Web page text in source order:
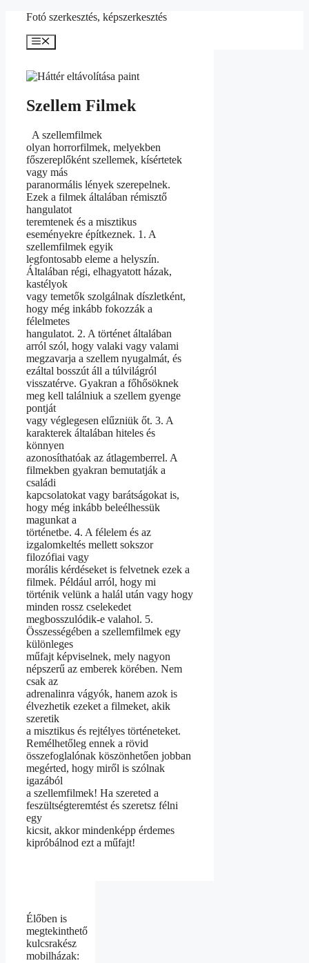
Kilépés
tartalomba
Fotó szerkesztés, képszerkesztés
Menü
Szellem Filmek
A szellemfilmek
olyan horrorfilmek, melyekben
főszereplőként szellemek, kísértetek
vagy más
paranormális lények szerepelnek.
Ezek a filmek általában rémisztő
hangulatot
teremtenek és a misztikus
eseményekre építkeznek. 1. A
szellemfilmek egyik
legfontosabb eleme a helyszín.
Általában régi, elhagyatott házak,
kastélyok
vagy temetők szolgálnak díszletként,
hogy még inkább fokozzák a
félelmetes
hangulatot. 2. A történet általában
arról szól, hogy valaki vagy valami
megzavarja a szellem nyugalmát, és
ezáltal bosszút áll a túlvilágról
visszatérve. Gyakran a főhősöknek
meg kell találniuk a szellem gyenge
pontját
vagy véglegesen elűzniük őt. 3. A
karakterek általában hiteles és
könnyen
azonosíthatóak az átlagemberrel. A
filmekben gyakran bemutatják a
családi
kapcsolatokat vagy barátságokat is,
hogy még inkább beleélhessük
magunkat a
történetbe. 4. A félelem és az
izgalomkeltés mellett sokszor
filozófiai vagy
morális kérdéseket is felvetnek ezek a
filmek. Például arról, hogy mi
történik velünk a halál után vagy hogy
minden rossz cselekedet
megbosszulódik-e valahol. 5.
Összességében a szellemfilmek egy
különleges
műfajt képviselnek, mely nagyon
népszerű az emberek körében. Nem
csak az
adrenalinra vágyók, hanem azok is
élvezhetik ezeket a filmeket, akik
szeretik
a misztikus és rejtélyes történeteket.
Remélhetőleg ennek a rövid
összefoglalónak köszönhetően jobban
megérted, hogy miről is szólnak
igazából
a szellemfilmek! Ha szereted a
feszültségteremtést és szeretsz félni
egy
kicsit, akkor mindenképp érdemes
kipróbálnod ezt a műfajt!
Élőben is
megtekinthető
kulcsrakész
mobilházak: